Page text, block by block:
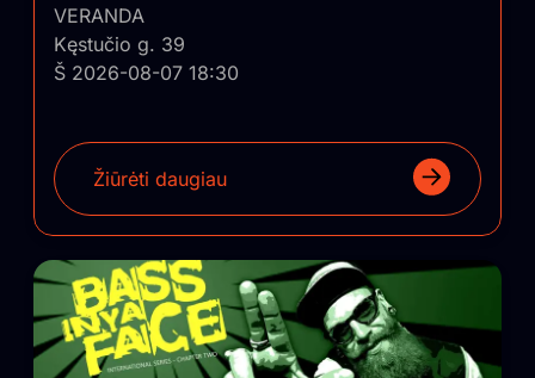
VERANDA
Kęstučio g. 39
Š 2026-08-07 18:30
Žiūrėti daugiau